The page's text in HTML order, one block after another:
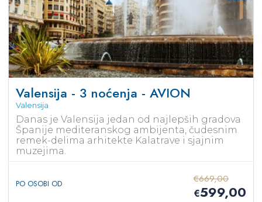
Valensija - 3 noćenja - AVION
Valensija
Danas je Valensija jedan od najlepših gradova
Španije mediteranskog ambijenta, čudesnim
remek-delima arhitekte Kalatrave i sjajnim
muzejima.
PO OSOBI OD €669,00
€599,00